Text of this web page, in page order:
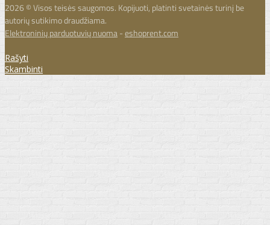
2026 © Visos teisės saugomos. Kopijuoti, platinti svetainės turinį be
autorių sutikimo draudžiama.
Elektroninių parduotuvių nuoma-eshoprent.com
Rašyti
Skambinti